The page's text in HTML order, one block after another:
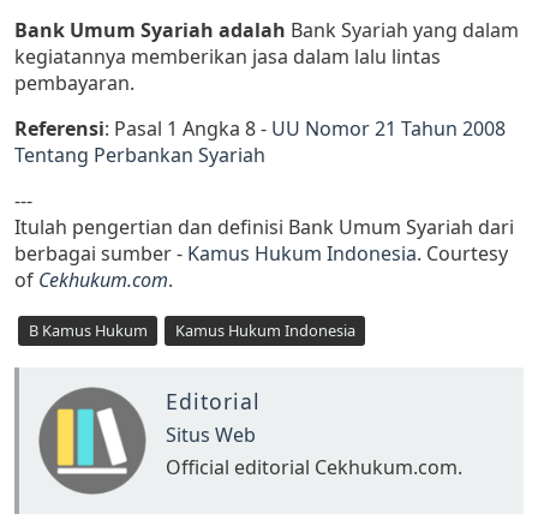
Bank Umum Syariah adalah Bank Syariah yang dalam
kegiatannya memberikan jasa dalam lalu lintas
pembayaran.
Referensi: Pasal 1 Angka 8 - UU Nomor 21 Tahun 2008
Tentang Perbankan Syariah
---
Itulah pengertian dan definisi Bank Umum Syariah dari
berbagai sumber - Kamus Hukum Indonesia. Courtesy
of Cekhukum.com.
B Kamus Hukum Kamus Hukum Indonesia
Editorial
Situs Web
Official editorial Cekhukum.com.